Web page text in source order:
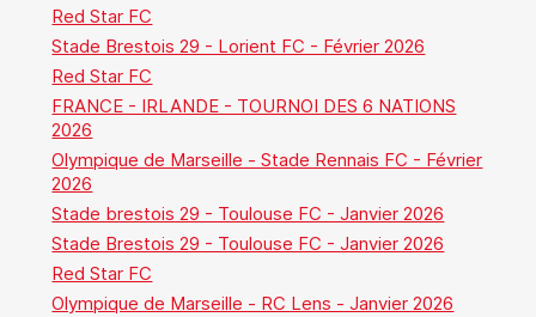
Red Star FC
Stade Brestois 29 - Lorient FC - Février 2026
Red Star FC
FRANCE - IRLANDE - TOURNOI DES 6 NATIONS
2026
Olympique de Marseille - Stade Rennais FC - Février
2026
Stade brestois 29 - Toulouse FC - Janvier 2026
Stade Brestois 29 - Toulouse FC - Janvier 2026
Red Star FC
Olympique de Marseille - RC Lens - Janvier 2026